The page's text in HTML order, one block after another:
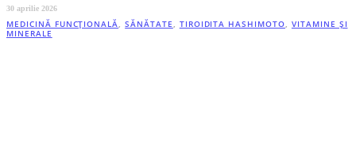
30 aprilie 2026
MEDICINĂ FUNCȚIONALĂ ,SĂNĂTATE TIROIDITA HASHIMOTO
VITAMINE ȘI
MINERALE